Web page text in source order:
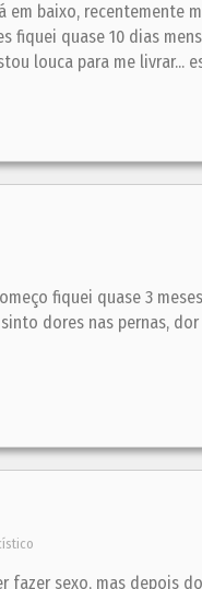
baixo, recentemente
fiquei quase 10 dias
louca para me livrar...
fiquei quase 3
dores nas pernas,
fazer sexo, mas depois